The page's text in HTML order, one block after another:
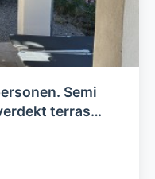
Semi
terras
zwembad